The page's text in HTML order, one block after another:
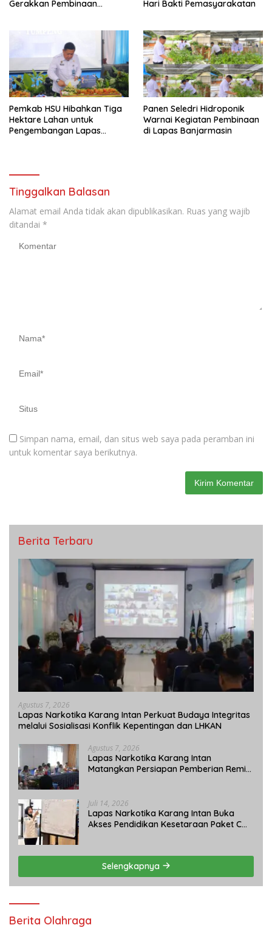
Gerakkan Pembinaan
Hari Bakti Pemasyarakatan
Pemkab HSU Hibahkan Tiga
Hektare Lahan untuk
Pengembangan Lapas
Panen Seledri Hidroponik
Warnai Kegiatan Pembinaan
di Lapas Banjarmasin
Tinggalkan Balasan
Alamat email Anda tidak akan dipublikasikan. Ruas yang wajib
ditandai *
Simpan nama, email, dan situs web saya pada peramban ini
untuk komentar saya berikutnya.
Berita Terbaru
Agustus 7, 2026
Lapas Narkotika Karang Intan Perkuat Budaya Integritas
melalui Sosialisasi Konflik Kepentingan dan LHKAN
Agustus 7, 2026
Lapas Narkotika Karang Intan
Matangkan Persiapan Pemberian Remisi
Juli 14, 2026
Lapas Narkotika Karang Intan Buka
Akses Pendidikan Kesetaraan Paket C
Selengkapnya
Berita Olahraga